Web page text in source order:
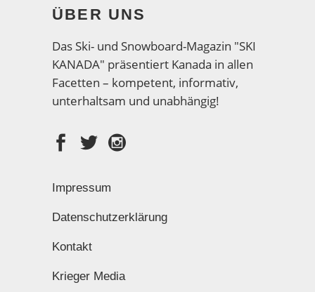
ÜBER UNS
Das Ski- und Snowboard-Magazin "SKI
KANADA" präsentiert Kanada in allen
Facetten – kompetent, informativ,
unterhaltsam und unabhängig!
Impressum
Datenschutzerklärung
Kontakt
Krieger Media